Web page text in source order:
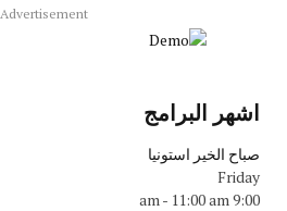
Advertisement
اشهر البرامج
صباح الخير استونيا
Friday
9:00 am
- 11:00 am